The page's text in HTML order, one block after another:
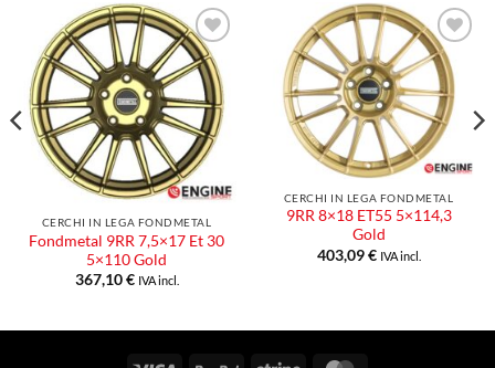
Aggiungi
alla lista
dei
desideri
CERCHI IN LEGA FONDMETAL
Fondmetal 9RR 7,5×17 Et 30
5×110 Gold
367,10€ IVA incl.
Aggiungi
alla lista
dei
desideri
CERCHI IN LEGA FONDMETAL
9RR 8×18 ET55 5×114,3
Gold
403,09€ IVA incl.